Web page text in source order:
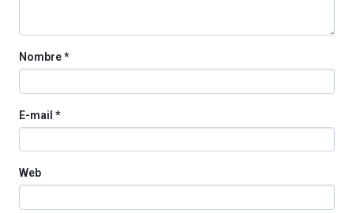
Nombre*
E-mail *
Web